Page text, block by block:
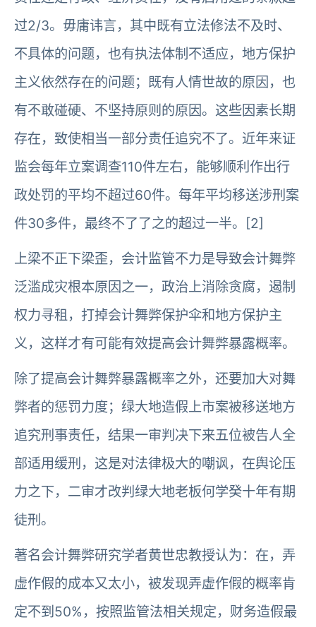
过2/3。毋庸讳言，其中既有立法修法不及时、
不具体的问题，也有执法体制不适应，地方保护
主义依然存在的问题；既有人情世故的原因，也
有不敢碰硬、不坚持原则的原因。这些因素长期
存在，致使相当一部分责任追究不了。近年来证
监会每年立案调查110件左右，能够顺利作出行
政处罚的平均不超过60件。每年平均移送涉刑案
件30多件，最终不了了之的超过一半。[2]
上梁不正下梁歪，会计监管不力是导致会计舞弊
泛滥成灾根本原因之一，政治上消除贪腐，遏制
权力寻租，打掉会计舞弊保护伞和地方保护主
义，这样才有可能有效提高会计舞弊暴露概率。
除了提高会计舞弊暴露概率之外，还要加大对舞
弊者的惩罚力度；绿大地造假上市案被移送地方
追究刑事责任，结果一审判决下来五位被告人全
部适用缓刑，这是对法律极大的嘲讽，在舆论压
力之下，二审才改判绿大地老板何学癸十年有期
徒刑。
著名会计舞弊研究学者黄世忠教授认为：在，弄
虚作假的成本又太小，被发现弄虚作假的概率肯
定不到50%，按照监管法相关规定，财务造假最